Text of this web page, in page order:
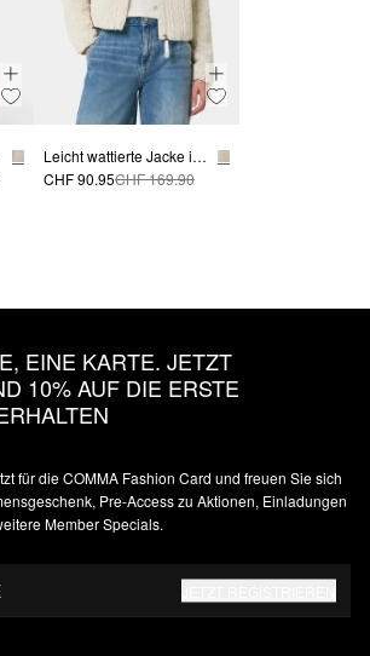
Leicht wattierte Jacke in Stepp-Optik mit elastischen Säumen
CHF 90.95CHF 169.90
EINE KARTE. JETZT
10% AUF DIE ERSTE
für die COMMA Fashion Card und freuen Sie sich
Pre-Access zu Aktionen, Einladungen
Member Specials.